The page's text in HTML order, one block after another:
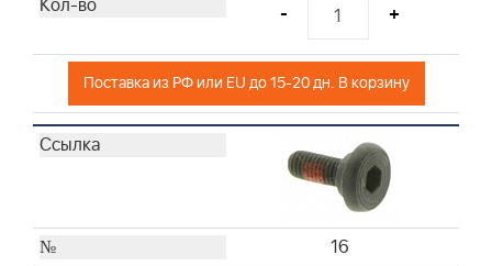
- +
Поставка из РФ или EU до 15-20 дн. В корзину
16